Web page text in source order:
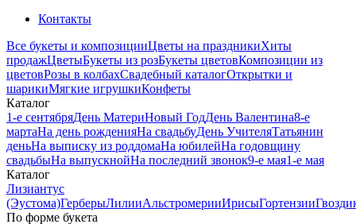
Контакты
Все букеты и композицииЦветы на праздникиХиты
продажЦветыБукеты из розБукеты цветовКомпозиции из
цветовРозы в колбахСвадебный каталогОткрытки и
шарикиМягкие игрушкиКонфеты
Каталог
1-е сентябряДень МатериНовый ГодДень Валентина8-е
мартаНа день рожденияНа свадьбуДень УчителяТатьянин
деньНа выписку из роддомаНа юбилейНа годовщину
свадьбыНа выпускнойНа последний звонок9-е мая1-е мая
Каталог
Лизиантус
(Эустома)ГерберыЛилииАльстромерииИрисыГортензии
По форме букета